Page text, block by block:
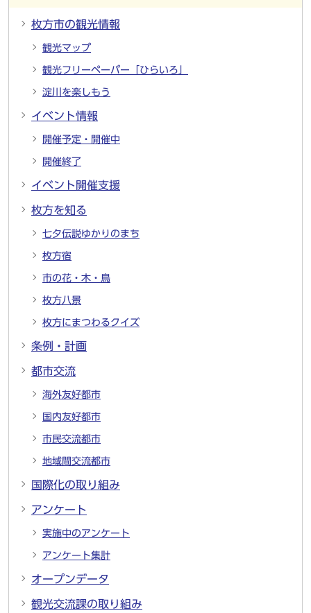
枚方市の観光情報
観光マップ
観光フリーペーパー「ひらいろ」
淀川を楽しもう
イベント情報
開催予定・開催中
開催終了
イベント開催支援
枚方を知る
七夕伝説ゆかりのまち
枚方宿
市の花・木・鳥
枚方八景
枚方にまつわるクイズ
条例・計画
都市交流
海外友好都市
国内友好都市
市民交流都市
地域間交流都市
国際化の取り組み
アンケート
実施中のアンケート
アンケート集計
オープンデータ
観光交流課の取り組み